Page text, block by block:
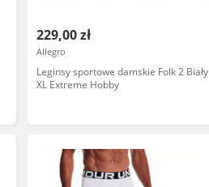
229,00 zł
Allegro
Leginsy sportowe damskie Folk 2 Biały
XL Extreme Hobby